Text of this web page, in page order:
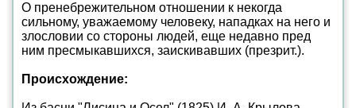
О пренебрежительном отношении к некогда
сильному, уважаемому человеку, нападках на него и
злословии со стороны людей, еще недавно пред
ним пресмыкавшихся, заискивавших (презрит.).
Происхождение: